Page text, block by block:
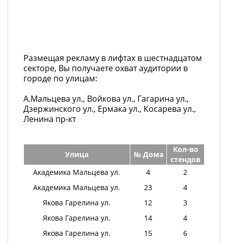
Размещая рекламу в лифтах в шестнадцатом
секторе, Вы получаете охват аудитории в
городе по улицам:
А.Мальцева ул., Войкова ул., Гагарина ул.,
Дзержинского ул., Ермака ул., Косарева ул.,
Ленина пр-кт
Улица № Дома
Кол-во
стендов
Академика Мальцева ул.
4
2
Академика Мальцева ул.
23
4
Якова Гарелина ул.
12
3
Якова Гарелина ул.
14
4
Якова Гарелина ул.
15
6